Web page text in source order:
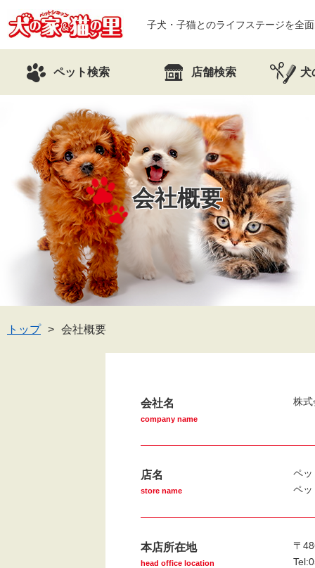
子犬・子猫とのライフステージを全
ペット検索 店舗検索 犬
会社概要
トップ 会社概要
会社名
company name
株式
店名
store name
ペッ
ペッ
本店所在地
head office location
〒